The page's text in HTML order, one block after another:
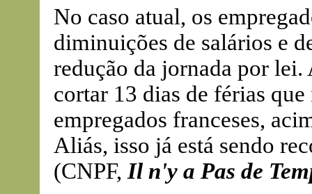
No caso atual, os
diminuições de salários e
redução da jornada por lei.
cortar 13 dias de férias
empregados franceses,
Aliás, isso já está sendo
(CNPF, Il n'y a Pas de